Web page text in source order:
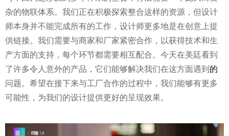
杂的物联体系。我们正在积极探索整合这样的资源，但设计
师本身并不能完成所有的工作，设计师更多地是在创意上提
供链接。我们需要与商家和厂家紧密合作，以获得技术和生
产方面的支持，每个环节都需要相互配合。今天在美廷看到
了许多令人意外的产品，它们能够解决我们在这方面遇到 的
问题。希望在接下来与工厂合作的过程中，我们能够有更多
可能性，为我们的设计提供更好的呈现效果。